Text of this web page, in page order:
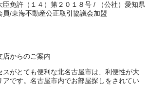
臣免許（１４）第２０１８号 /
（公社）愛知県
員/東海不動産公正取引協議会加盟
店からのご案内
スがとても便利な北名古屋市は、利便性が大
アです。名古屋市内でお部屋探しをされてい